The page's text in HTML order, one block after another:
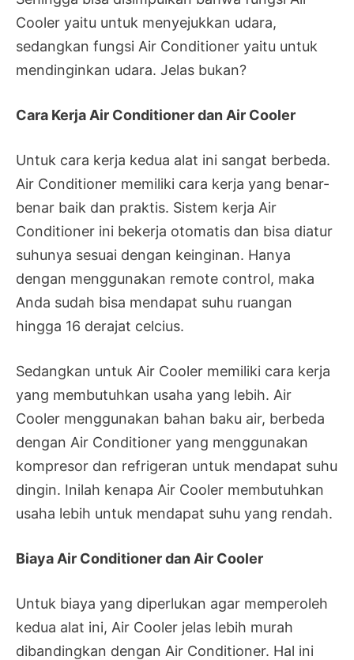
Cooler yaitu untuk menyejukkan udara,
sedangkan fungsi Air Conditioner yaitu untuk
mendinginkan udara. Jelas bukan?
Cara Kerja Air Conditioner dan Air Cooler
Untuk cara kerja kedua alat ini sangat berbeda.
Air Conditioner memiliki cara kerja yang benar-
benar baik dan praktis. Sistem kerja Air
Conditioner ini bekerja otomatis dan bisa diatur
suhunya sesuai dengan keinginan. Hanya
dengan menggunakan remote control, maka
Anda sudah bisa mendapat suhu ruangan
hingga 16 derajat celcius.
Sedangkan untuk Air Cooler memiliki cara kerja
yang membutuhkan usaha yang lebih. Air
Cooler menggunakan bahan baku air, berbeda
dengan Air Conditioner yang menggunakan
kompresor dan refrigeran untuk mendapat suhu
dingin. Inilah kenapa Air Cooler membutuhkan
usaha lebih untuk mendapat suhu yang rendah.
Biaya Air Conditioner dan Air Cooler
Untuk biaya yang diperlukan agar memperoleh
kedua alat ini, Air Cooler jelas lebih murah
dibandingkan dengan Air Conditioner. Hal ini